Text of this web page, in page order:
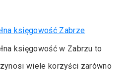
księgowość Zabrze
księgowość w Zabrzu to
wiele korzyści zarówno